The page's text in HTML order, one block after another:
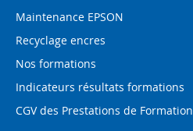
Maintenance EPSON
Recyclage encres
Nos formations
Indicateurs résultats formations
CGV des Prestations de Formation